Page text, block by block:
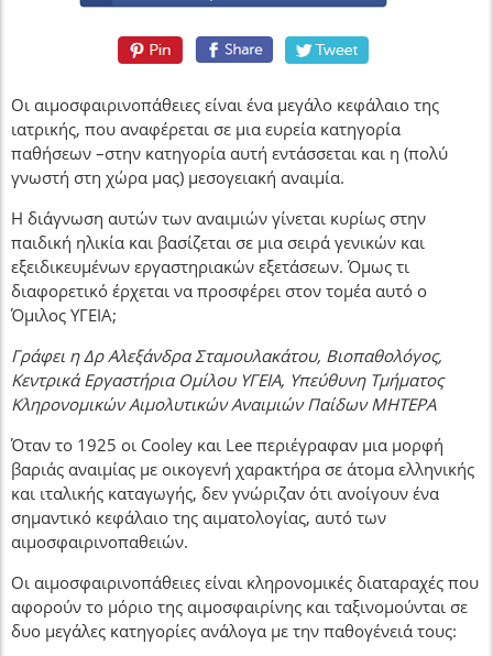
Οι αιμοσφαιρινοπάθειες είναι ένα μεγάλο κεφάλαιο της
ιατρικής, που αναφέρεται σε μια ευρεία κατηγορία
παθήσεων –στην κατηγορία αυτή εντάσσεται και η (πολύ
γνωστή στη χώρα μας) μεσογειακή αναιμία.
Η διάγνωση αυτών των αναιμιών γίνεται κυρίως στην
παιδική ηλικία και βασίζεται σε μια σειρά γενικών και
εξειδικευμένων εργαστηριακών εξετάσεων. Όμως τι
διαφορετικό έρχεται να προσφέρει στον τομέα αυτό ο
Όμιλος ΥΓΕΙΑ;
Γράφει η Δρ Αλεξάνδρα Σταμουλακάτου, Βιοπαθολόγος,
Κεντρικά Εργαστήρια Ομίλου ΥΓΕΙΑ, Υπεύθυνη Τμήματος
Κληρονομικών Αιμολυτικών Αναιμιών Παίδων ΜΗΤΕΡΑ
Όταν το 1925 οι Cooley και Lee περιέγραφαν μια μορφή
βαριάς αναιμίας με οικογενή χαρακτήρα σε άτομα ελληνικής
και ιταλικής καταγωγής, δεν γνώριζαν ότι ανοίγουν ένα
σημαντικό κεφάλαιο της αιματολογίας, αυτό των
αιμοσφαιρινοπαθειών.
Οι αιμοσφαιρινοπάθειες είναι κληρονομικές διαταραχές που
αφορούν το μόριο της αιμοσφαιρίνης και ταξινομούνται σε
δυο μεγάλες κατηγορίες ανάλογα με την παθογένειά τους: